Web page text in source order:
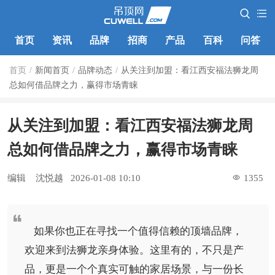
首页 资讯 品牌 招商 产品 百科 问答
首页 / 新闻首页 / 品牌动态 / 从关注到加盟：看江西安福法狮龙周
总如何借品牌之力，赢得市场青睐
从关注到加盟：看江西安福法狮龙周
总如何借品牌之力，赢得市场青睐
编辑 沈悦越 2026-01-08 10:10 1355
如果你也正在寻找一个值得信赖的顶墙品牌，
欢迎来到法狮龙亲身体验。这里有的，不只是产
品，更是一个个真实可触的家居场景，与一份长